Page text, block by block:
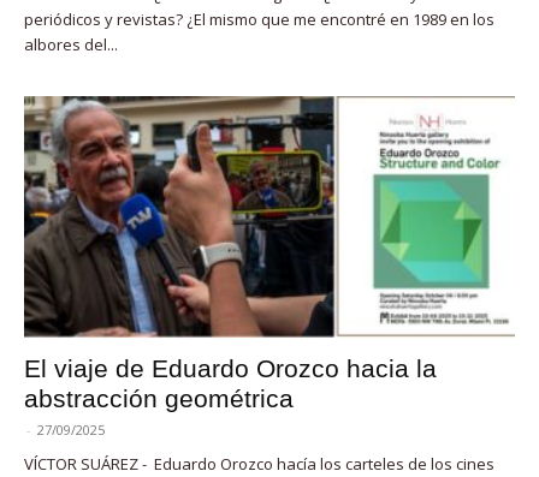
periódicos y revistas? ¿El mismo que me encontré en 1989 en los
albores del...
El viaje de Eduardo Orozco hacia la
abstracción geométrica
- 27/09/2025
VÍCTOR SUÁREZ - Eduardo Orozco hacía los carteles de los cines